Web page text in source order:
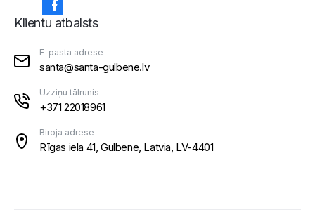
Klientu atbalsts
E-pasta adrese
santa@santa-gulbene.lv
Uzziņu tālrunis
+371 22018961
Biroja adrese
Rīgas iela 41, Gulbene, Latvia, LV-4401